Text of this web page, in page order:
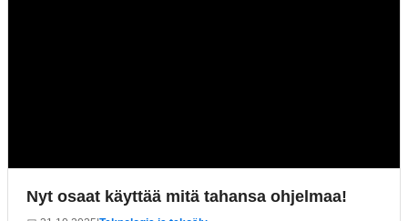
Nyt osaat käyttää mitä tahansa ohjelmaa!